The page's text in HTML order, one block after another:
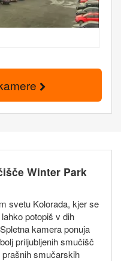
Winter Park
svetu Kolorada, kjer se
potopiš v dih
kamera ponuja
priljubljenih smučišč
smučarskih